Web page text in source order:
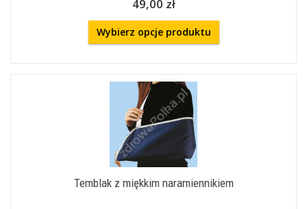
49,00 zł
Wybierz opcje produktu
Temblak z miękkim naramiennikiem